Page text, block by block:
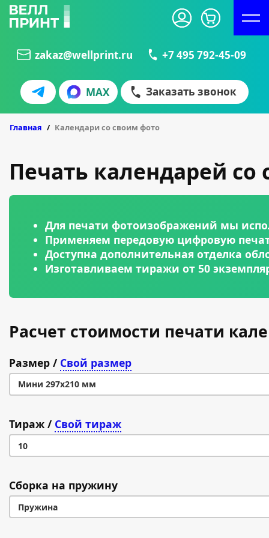
zakaz@wellprint.ru +7 495 792-45-09
MAX Заказать звонок
Главная Календари со своим фото
Печать календарей
Для печати фотоизображений мы
Применяем передовую цифровую
Доступна дополнительная отделка
Изготавливаем тиражи от 50
Расчет стоимости печати
Размер / Свой размер
Мини 297х210 мм
Тираж / Свой тираж
10
Сборка на пружину
Пружина